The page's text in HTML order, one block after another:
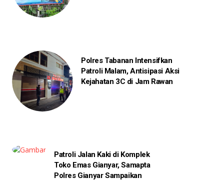
Polres Tabanan Intensifkan
Patroli Malam, Antisipasi Aksi
Kejahatan 3C di Jam Rawan
Patroli Jalan Kaki di Komplek
Toko Emas Gianyar, Samapta
Polres Gianyar Sampaikan